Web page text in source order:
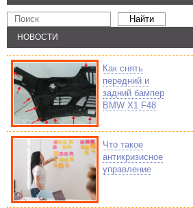
НОВОСТИ
Как снять
передний и
задний бампер
BMW X1 F48
Что такое
антикризисное
управление